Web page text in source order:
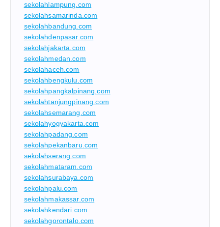
sekolahlampung.com
sekolahsamarinda.com
sekolahbandung.com
sekolahdenpasar.com
sekolahjakarta.com
sekolahmedan.com
sekolahaceh.com
sekolahbengkulu.com
sekolahpangkalpinang.com
sekolahtanjungpinang.com
sekolahsemarang.com
sekolahyogyakarta.com
sekolahpadang.com
sekolahpekanbaru.com
sekolahserang.com
sekolahmataram.com
sekolahsurabaya.com
sekolahpalu.com
sekolahmakassar.com
sekolahkendari.com
sekolahgorontalo.com